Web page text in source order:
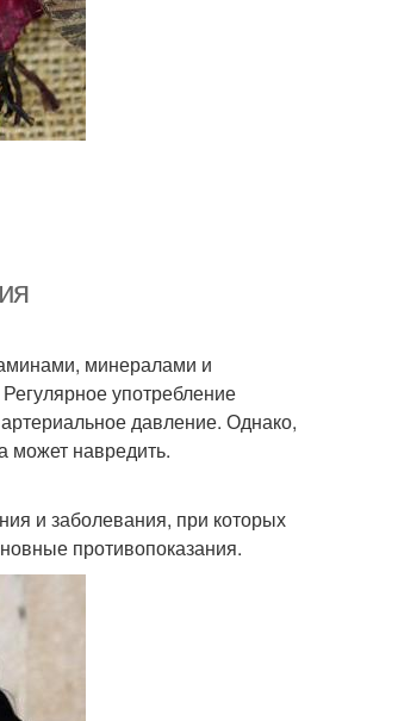
минералами и
употребление
давление. Однако,
может навредить.
и заболевания, при которых
противопоказания.